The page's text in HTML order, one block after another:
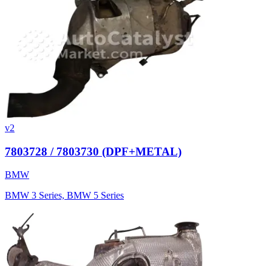
v2
7803728 / 7803730 (DPF+METAL)
BMW
BMW 3 Series, BMW 5 Series